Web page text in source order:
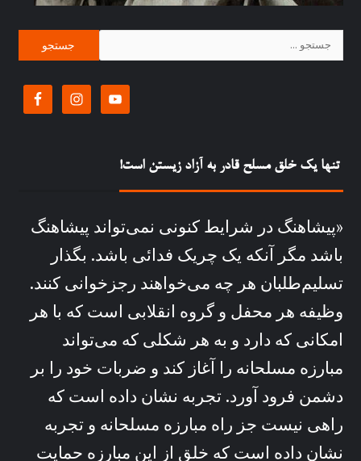
تنها یک خلق مسلح قادر به آزاد زیستن است!
«پیشاهنگ در شرايط کنونی نمی‌تواند پيشاهنگ
باشد مگر آنکه يک چريک فدائی باشد. بگذار
تسليم‌طلبان هر چه می‌خواهند رجزخوانی کنند.
وظيفه هر محفل و گروه انقلابی است که با هر
امکانی که دارد و به هر شکلی که می‌تواند
مبارزه مسلحانه را آغاز کند و ضربات خود را بر
دشمن فرود آورد. تجربه نشان داده است که
راهی نيست جز راه مبارزه مسلحانه و تجربه
نشان داده است که خلق از اين مبارزه حمايت